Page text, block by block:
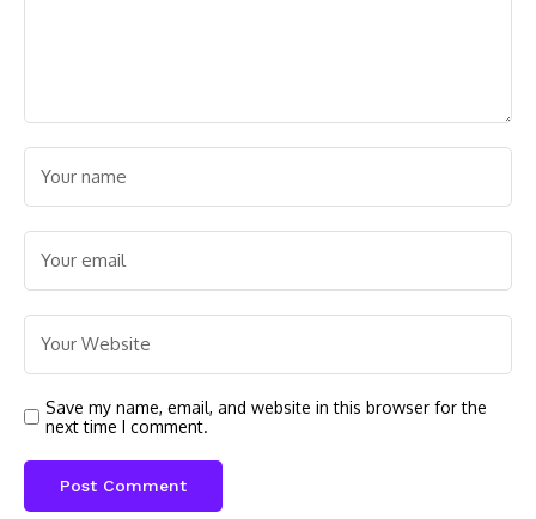
Save my name, email, and website in this browser for the
next time I comment.